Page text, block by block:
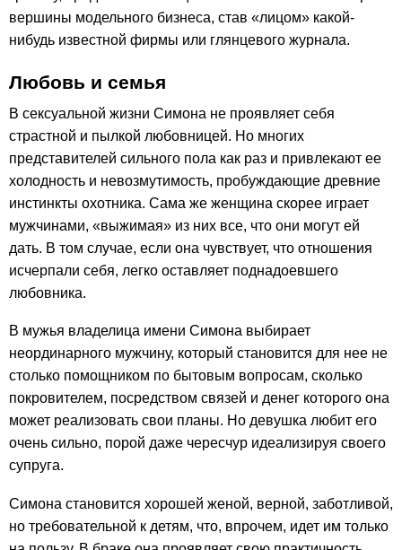
вершины модельного бизнеса, став «лицом» какой-
нибудь известной фирмы или глянцевого журнала.
Любовь и семья
В сексуальной жизни Симона не проявляет себя
страстной и пылкой любовницей. Но многих
представителей сильного пола как раз и привлекают ее
холодность и невозмутимость, пробуждающие древние
инстинкты охотника. Сама же женщина скорее играет
мужчинами, «выжимая» из них все, что они могут ей
дать. В том случае, если она чувствует, что отношения
исчерпали себя, легко оставляет поднадоевшего
любовника.
В мужья владелица имени Симона выбирает
неординарного мужчину, который становится для нее не
столько помощником по бытовым вопросам, сколько
покровителем, посредством связей и денег которого она
может реализовать свои планы. Но девушка любит его
очень сильно, порой даже чересчур идеализируя своего
супруга.
Симона становится хорошей женой, верной, заботливой,
но требовательной к детям, что, впрочем, идет им только